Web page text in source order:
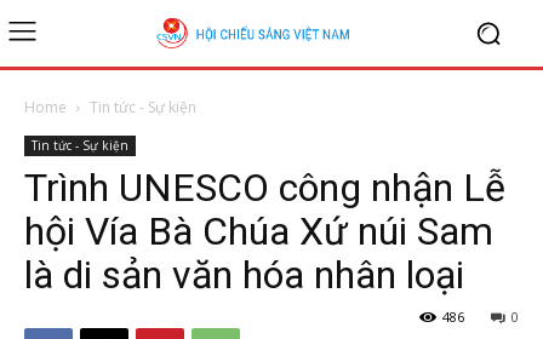
Home Tin tức - Sự kiện
Tin tức - Sự kiện
Trình UNESCO công nhận Lễ
hội Vía Bà Chúa Xứ núi Sam
là di sản văn hóa nhân loại
0
486